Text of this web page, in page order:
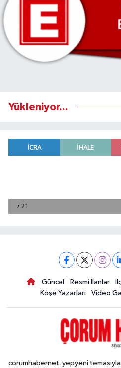
Yükleniyor...
Güncel Resmi İlanlar
Köşe Yazarları
Video
corumhabernet, yepyeni